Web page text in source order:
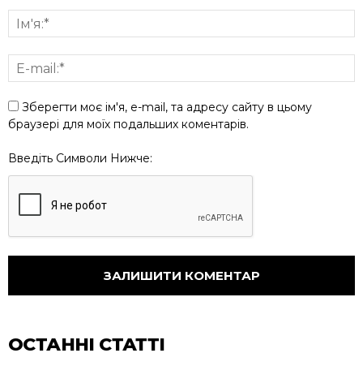
Зберегти моє ім'я, e-mail, та адресу сайту в цьому
браузері для моїх подальших коментарів.
Введіть Символи Нижче:
ОСТАННІ СТАТТІ